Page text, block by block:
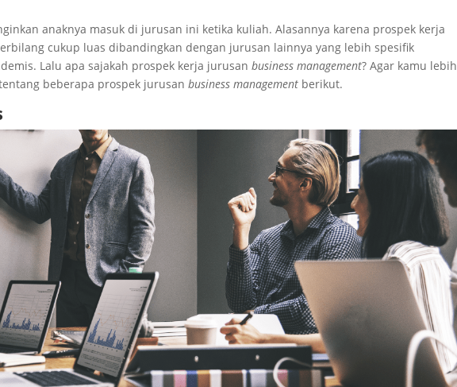
anaknya masuk di jurusan ini ketika kuliah. Alasannya karena prospek kerja
cukup luas dibandingkan dengan jurusan lainnya yang lebih spesifik
Lalu apa sajakah prospek kerja jurusanbusiness management? Agar kamu lebih
beberapa prospek jurusanbusiness management berikut.